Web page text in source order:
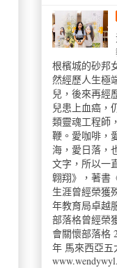
根檳城的砂邦
然經歷人生極
兒，後來再經
兒患上血癌，
類靈魂工程師
鞭。愛咖啡，
海，愛日落，
文字，所以一
翺翔》，著書
生涯曾經榮獲
年教育局卓越
部落格曾經榮
會關懷部落格
年 馬來西亞五